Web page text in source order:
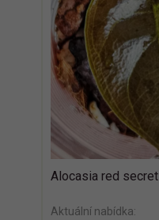
Alocasia red secret
Aktuální nabídka: